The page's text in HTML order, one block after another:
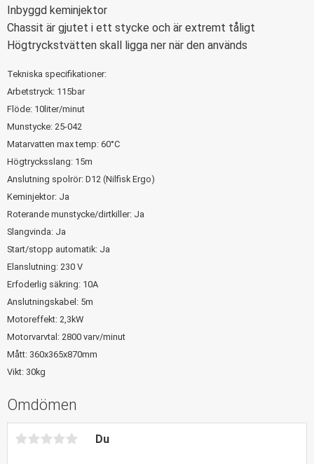
Inbyggd keminjektor
Chassit är gjutet i ett stycke och är extremt tåligt
Högtryckstvätten skall ligga ner när den används
Tekniska specifikationer:
Arbetstryck: 115bar
Flöde: 10liter/minut
Munstycke: 25-042
Matarvatten max temp: 60°C
Högtrycksslang: 15m
Anslutning spolrör: D12 (Nilfisk Ergo)
Keminjektor: Ja
Roterande munstycke/dirtkiller: Ja
Slangvinda: Ja
Start/stopp automatik: Ja
Elanslutning: 230 V
Erfoderlig säkring: 10A
Anslutningskabel: 5m
Motoreffekt: 2,3kW
Motorvarvtal: 2800 varv/minut
Mått: 360x365x870mm
Vikt: 30kg
Omdömen
Du